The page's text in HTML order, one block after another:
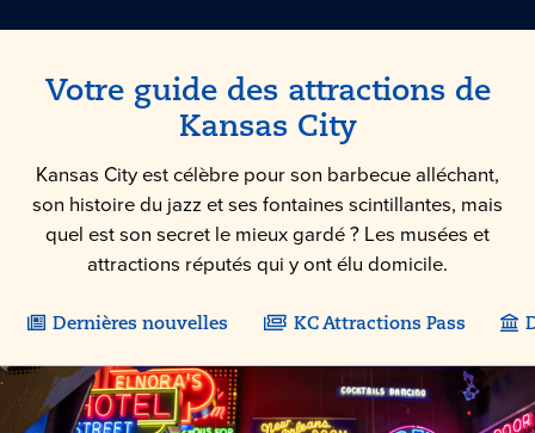
Votre guide des attractions de
Kansas City
Kansas City est célèbre pour son barbecue alléchant,
son histoire du jazz et ses fontaines scintillantes, mais
quel est son secret le mieux gardé ? Les musées et
attractions réputés qui y ont élu domicile.
Dernières nouvelles KC Attractions Pass